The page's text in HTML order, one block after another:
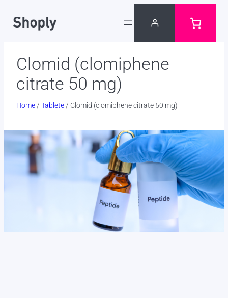
Clomid (clomiphene
citrate 50 mg)
Home / Tablete / Clomid (clomiphene citrate 50 mg)